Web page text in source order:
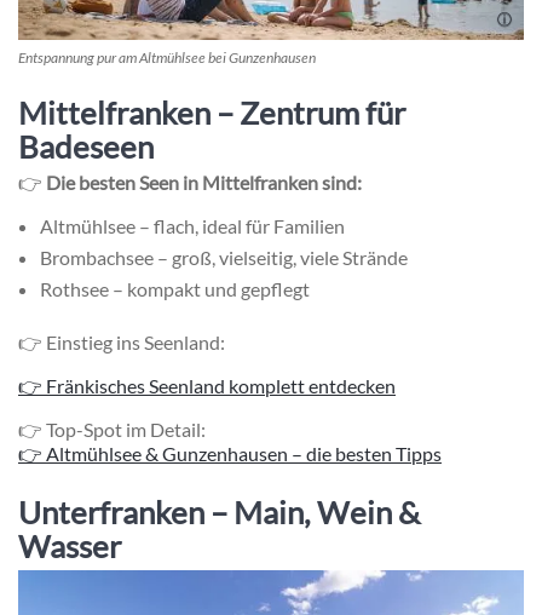
Entspannung pur am Altmühlsee bei Gunzenhausen
Mittelfranken – Zentrum für
Badeseen
👉 Die besten Seen in Mittelfranken sind:
Altmühlsee – flach, ideal für Familien
Brombachsee – groß, vielseitig, viele Strände
Rothsee – kompakt und gepflegt
👉 Einstieg ins Seenland:
👉 Fränkisches Seenland komplett entdecken
👉 Top-Spot im Detail:
👉 Altmühlsee & Gunzenhausen – die besten Tipps
Unterfranken – Main, Wein &
Wasser